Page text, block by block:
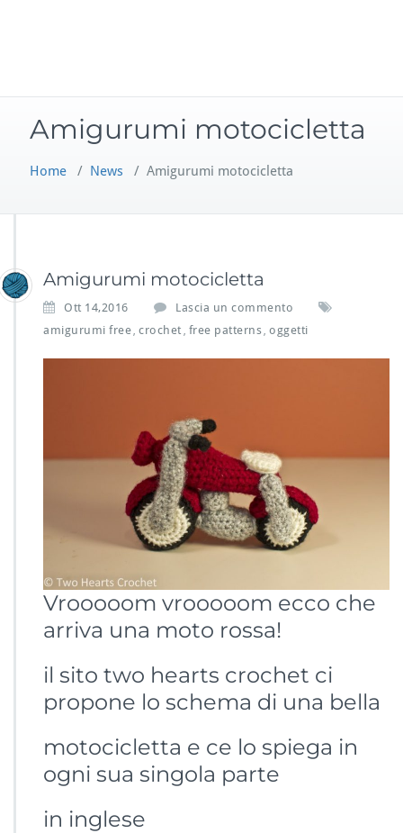
Amigurumi motocicletta
Home / News / Amigurumi motocicletta
Amigurumi motocicletta
Ott 14,2016
Lascia un commento
amigurumi free crochet free patterns oggetti
Vrooooom vrooooom ecco che
arriva una moto rossa!
il sito two hearts crochet ci
propone lo schema di una bella
motocicletta e ce lo spiega in
ogni sua singola parte
in inglese